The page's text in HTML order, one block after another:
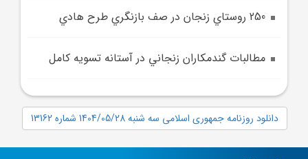
250 روستاي زنجان در صف بازنگري طرح هادي
مطالبات گندمکاران زنجاني در آستانه تسويه کامل
دانلود روزنامه جمهوری اسلامی سه شنبه 1404/05/28 شماره 13162